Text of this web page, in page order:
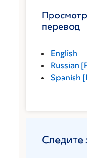
перевод
English
Russian [
Spanish [
Следите